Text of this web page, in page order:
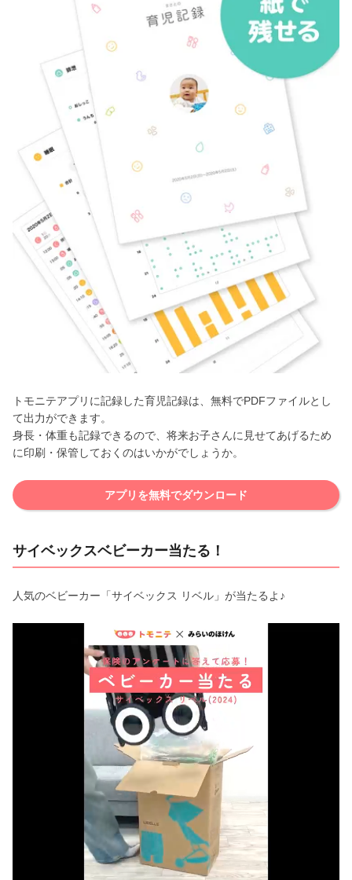
トモニテアプリに記録した育児記録は、無料でPDFファイルとし
て出力ができます。
身長・体重も記録できるので、将来お子さんに見せてあげるため
に印刷・保管しておくのはいかがでしょうか。
アプリを無料でダウンロード
サイベックスベビーカー当たる！
人気のベビーカー「サイベックス リベル」が当たるよ♪